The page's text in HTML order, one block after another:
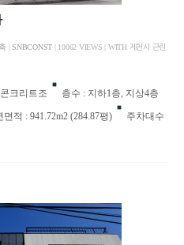
SNBCONST | 10062 VIEWS | WITH 제천시 근린
크리트조 층수 : 지하1층, 지상4층
면적 : 941.72m2 (284.87평) 주차대수